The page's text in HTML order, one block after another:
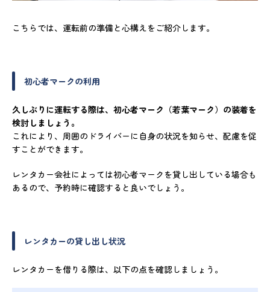
こちらでは、運転前の準備と心構えをご紹介します。
初心者マークの利用
久しぶりに運転する際は、初心者マーク（若葉マーク）の装着を
検討しましょう。
これにより、周囲のドライバーに自身の状況を知らせ、配慮を促
すことができます。
レンタカー会社によっては初心者マークを貸し出している場合も
あるので、予約時に確認すると良いでしょう。
レンタカーの貸し出し状況
レンタカーを借りる際は、以下の点を確認しましょう。